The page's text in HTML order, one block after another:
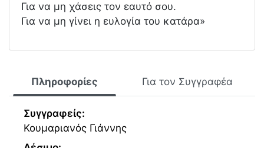
Για να μη χάσεις τον εαυτό σου.
Για να μη γίνει η ευλογία του κατάρα»
Πληροφορίες Για τον Συγγραφέα
Συγγραφείς:
Κουμαριανός Γιάννης